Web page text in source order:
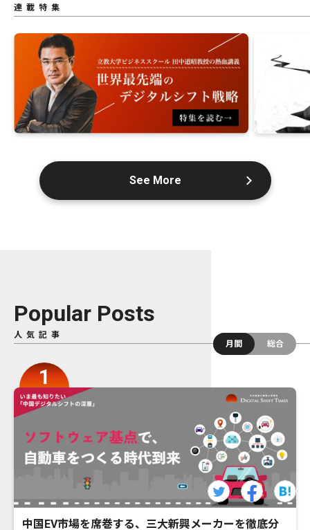
連載特集
See More
Popular Posts
人気記事
月間
総合
中国EV市場を席巻する、三大新興メーカーを徹底分